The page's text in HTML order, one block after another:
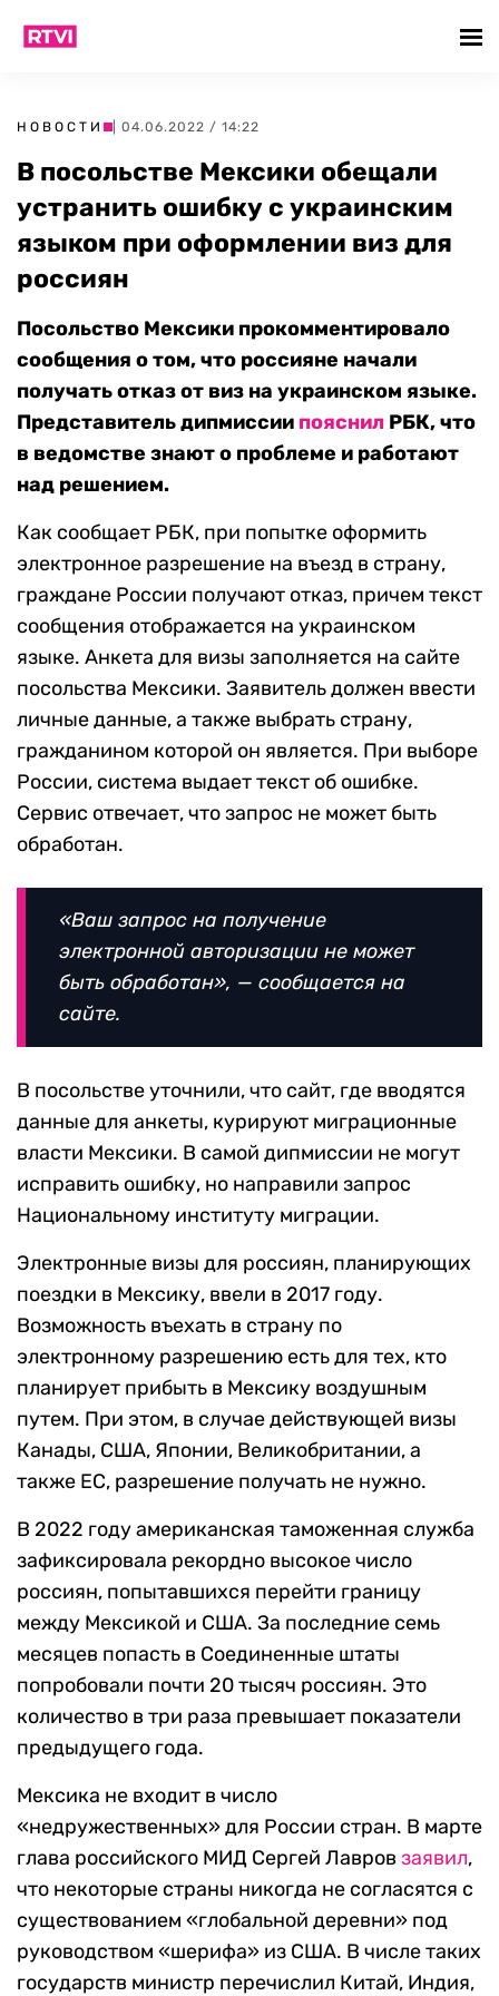
НОВОСТИ | 04.06.2022 / 14:22
В посольстве Мексики обещали
устранить ошибку с украинским
языком при оформлении виз для
россиян
Посольство Мексики прокомментировало
сообщения о том, что россияне начали
получать отказ от виз на украинском языке.
Представитель дипмиссии пояснил РБК, что
в ведомстве знают о проблеме и работают
над решением.
Как сообщает РБК, при попытке оформить
электронное разрешение на въезд в страну,
граждане России получают отказ, причем текст
сообщения отображается на украинском
языке. Анкета для визы заполняется на сайте
посольства Мексики. Заявитель должен ввести
личные данные, а также выбрать страну,
гражданином которой он является. При выборе
России, система выдает текст об ошибке.
Сервис отвечает, что запрос не может быть
обработан.
«Ваш запрос на получение
электронной авторизации не может
быть обработан», — сообщается на
сайте.
В посольстве уточнили, что сайт, где вводятся
данные для анкеты, курируют миграционные
власти Мексики. В самой дипмиссии не могут
исправить ошибку, но направили запрос
Национальному институту миграции.
Электронные визы для россиян, планирующих
поездки в Мексику, ввели в 2017 году.
Возможность въехать в страну по
электронному разрешению есть для тех, кто
планирует прибыть в Мексику воздушным
путем. При этом, в случае действующей визы
Канады, США, Японии, Великобритании, а
также ЕС, разрешение получать не нужно.
В 2022 году американская таможенная служба
зафиксировала рекордно высокое число
россиян, попытавшихся перейти границу
между Мексикой и США. За последние семь
месяцев попасть в Соединенные штаты
попробовали почти 20 тысяч россиян. Это
количество в три раза превышает показатели
предыдущего года.
Мексика не входит в число
«недружественных» для России стран. В марте
глава российского МИД Сергей Лавров заявил,
что некоторые страны никогда не согласятся с
существованием «глобальной деревни» под
руководством «шерифа» из США. В числе таких
государств министр перечислил Китай, Индия,